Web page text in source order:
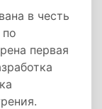
в честь
по
первая